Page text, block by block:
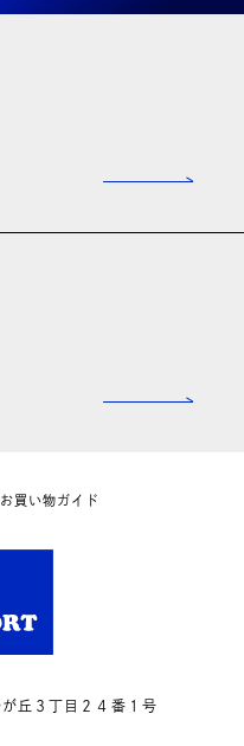
お買い物ガイド
丘３丁目２４番１号